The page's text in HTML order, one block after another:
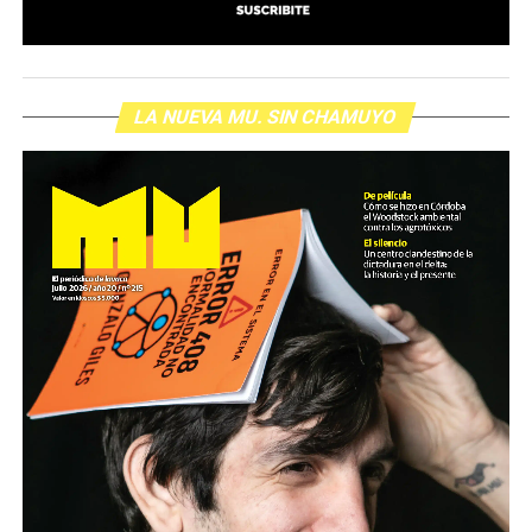
LA NUEVA MU. SIN CHAMUYO